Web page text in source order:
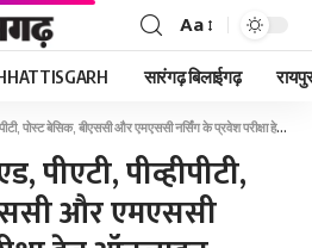
Aa
सारंगढ़ बिलाईगढ़
बेसिक, बीएससी और एमएससी नर्सिंग के प्रवेश परीक्षा हेतु ऑनलाइन आवेदन आमंत्रित
पीएटी, पीव्हीपीटी,
और एमएससी